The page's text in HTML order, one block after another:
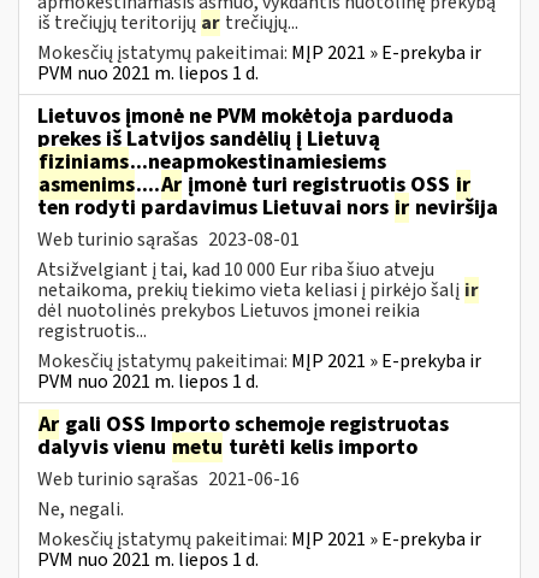
iš trečiųjų teritorijų ar trečiųjų...
Mokesčių įstatymų pakeitimai: MĮP 2021 » E-prekyba ir
PVM nuo 2021 m. liepos 1 d.
Lietuvos įmonė ne PVM mokėtoja parduoda
prekes iš Latvijos sandėlių į Lietuvą
fiziniams...neapmokestinamiesiems
asmenims....Ar įmonė turi registruotis OSS ir
ten rodyti pardavimus Lietuvai nors ir neviršija
Web turinio sąrašas 2023-08-01
Atsižvelgiant į tai, kad 10 000 Eur riba šiuo atveju
netaikoma, prekių tiekimo vieta keliasi į pirkėjo šalį ir
dėl nuotolinės prekybos Lietuvos įmonei reikia
registruotis...
Mokesčių įstatymų pakeitimai: MĮP 2021 » E-prekyba ir
PVM nuo 2021 m. liepos 1 d.
Ar gali OSS Importo schemoje registruotas
dalyvis vienu metu turėti kelis importo
Web turinio sąrašas 2021-06-16
Ne, negali.
Mokesčių įstatymų pakeitimai: MĮP 2021 » E-prekyba ir
PVM nuo 2021 m. liepos 1 d.